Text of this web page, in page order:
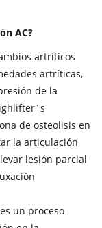
AC?
artríticos
artríticas,
de la
de osteolisis en
la articulación
lesión parcial
un proceso